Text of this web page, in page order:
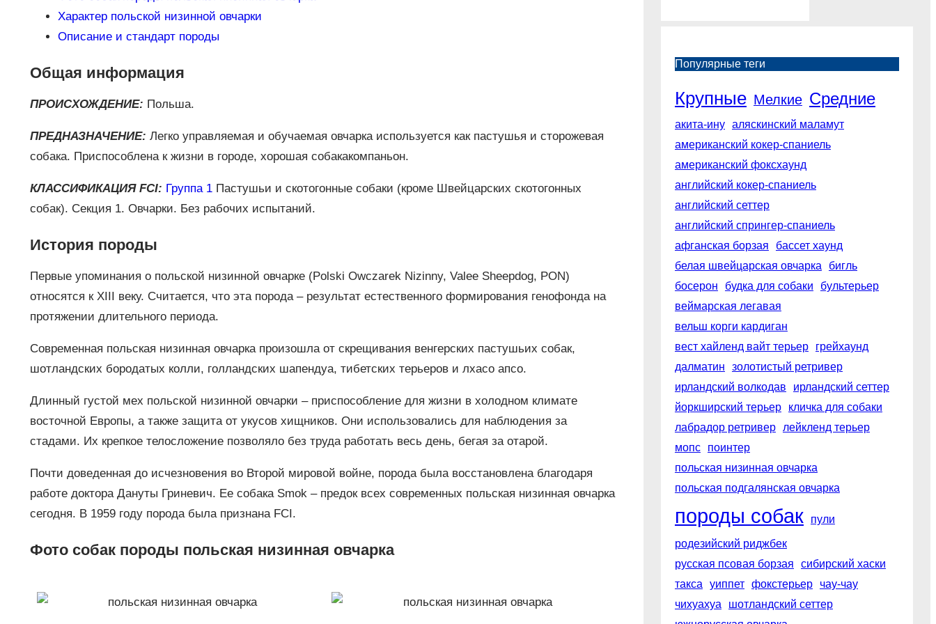
Характер польской низинной овчарки
Описание и стандарт породы
Общая информация
ПРОИСХОЖДЕНИЕ: Польша.
ПРЕДНАЗНАЧЕНИЕ: Легко управляемая и обучаемая овчарка используется как пастушья и сторожевая
собака. Приспособлена к жизни в городе, хорошая собакакомпаньон.
КЛАССИФИКАЦИЯ FCI: Группа 1Пастушьи и скотогонные собаки (кроме Швейцарских скотогонных
собак). Секция 1. Овчарки. Без рабочих испытаний.
История породы
Первые упоминания о польской низинной овчарке (Polski Owczarek Nizinny, Valee Sheepdog, PON)
относятся к XIII веку. Считается, что эта порода – результат естественного формирования генофонда на
протяжении длительного периода.
Современная польская низинная овчарка произошла от скрещивания венгерских пастушьих собак,
шотландских бородатых колли, голландских шапендуа, тибетских терьеров и лхасо апсо.
Длинный густой мех польской низинной овчарки – приспособление для жизни в холодном климате
восточной Европы, а также защита от укусов хищников. Они использовались для наблюдения за
стадами. Их крепкое телосложение позволяло без труда работать весь день, бегая за отарой.
Почти доведенная до исчезновения во Второй мировой войне, порода была восстановлена благодаря
работе доктора Дануты Гриневич. Ее собака Smok – предок всех современных польская низинная овчарка
сегодня. В 1959 году порода была признана FCI.
Фото собак породы польская низинная овчарка
Популярные теги
Крупные Мелкие Средние
акита-ину аляскинский маламут
американский кокер-спаниель
американский фоксхаунд
английский кокер-спаниель
английский сеттер
английский спрингер-спаниель
афганская борзая
бассет хаунд
белая швейцарская овчарка
бигль
босерон
будка для собаки
бультерьер
веймарская легавая
вельш корги кардиган
вест хайленд вайт терьер
грейхаунд
далматин
золотистый ретривер
ирландский волкодав
ирландский сеттер
йоркширский терьер
кличка для собаки
лабрадор ретривер
лейкленд терьер
мопс
поинтер
польская низинная овчарка
польская подгалянская овчарка
породы собак пули
родезийский риджбек
русская псовая борзая
сибирский хаски
такса
уиппет фокстерьер
чау-чау
чихуахуа
шотландский сеттер